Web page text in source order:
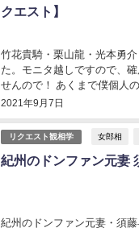
クエスト】
2021年9月7日
竹花貴騎・栗山龍・光本勇
た。モニタ越しですので、
せんので！ あくまで僕個人
リクエスト観相学 女郎相
紀州のドンファン元妻
紀州のドンファン元妻・須